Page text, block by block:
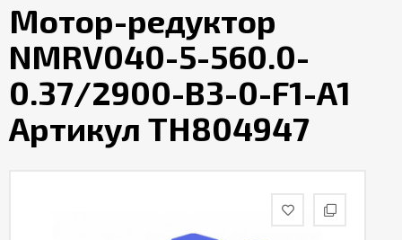
Мотор-редуктор
NMRV040-5-560.0-
0.37/2900-B3-0-F1-A1
Артикул TH804947